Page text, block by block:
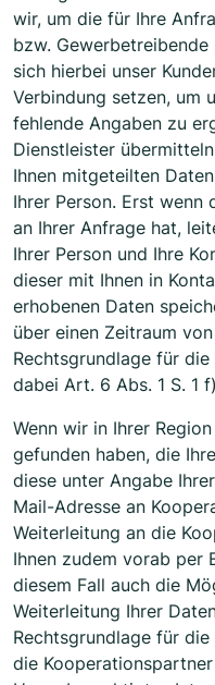
wir, um die für Ihre
bzw.
sich hierbei unser
Verbindung setzen, um
fehlende Angaben zu
Dienstleister
Ihnen mitgeteilten
Ihrer Person. Erst wenn
an Ihrer Anfrage hat,
Ihrer Person und Ihre
dieser mit Ihnen in
erhobenen Daten
über einen Zeitraum
Rechtsgrundlage für
dabei Art. 6 Abs. 1 S. 1
Wenn wir in Ihrer
gefunden haben, die
diese unter Angabe
Mail-Adresse an
Weiterleitung an die
Ihnen zudem vorab per
diesem Fall auch die
Weiterleitung Ihrer
Rechtsgrundlage für
die